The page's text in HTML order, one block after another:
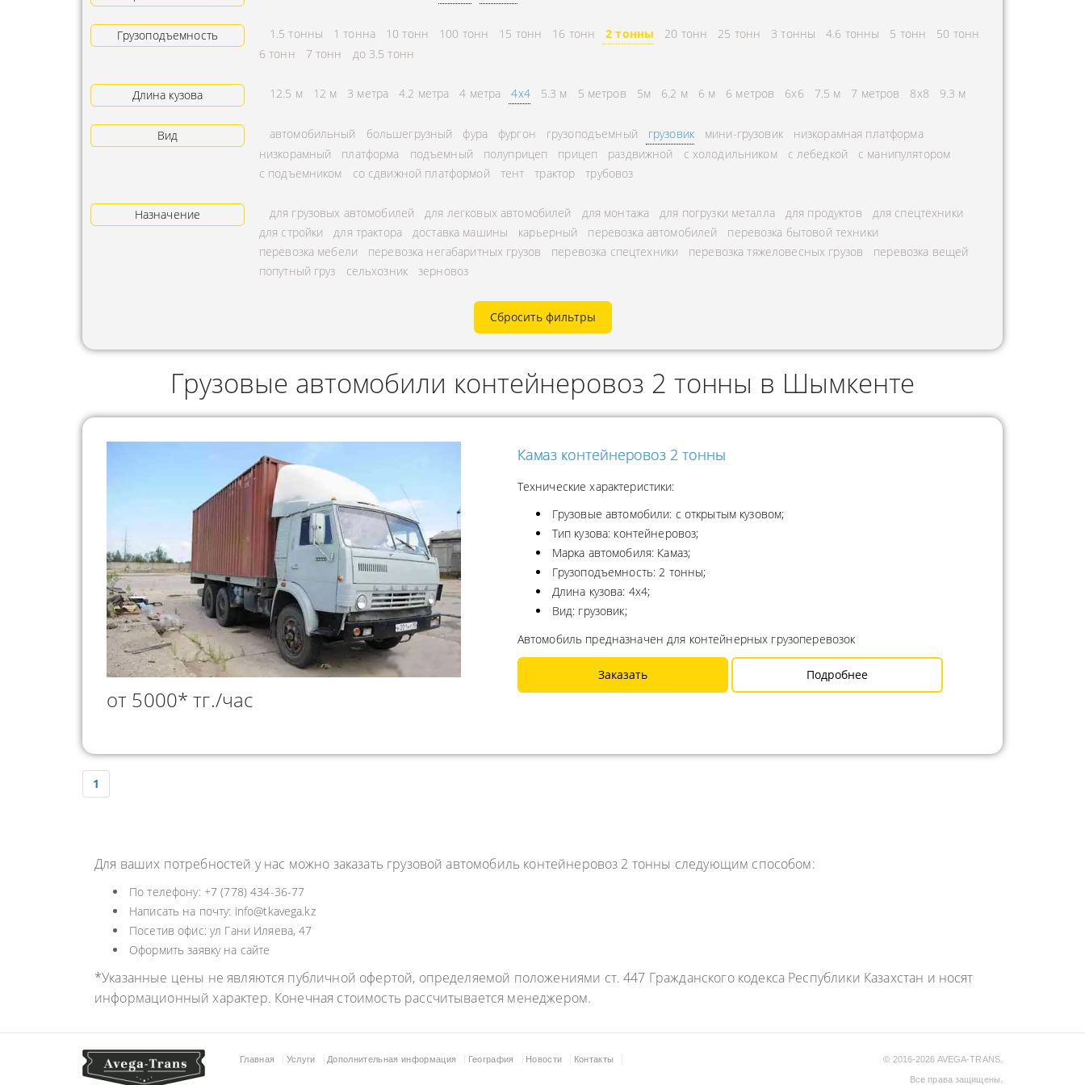
АРЕНДА ТРАКТОРА
УСЛУГИ АВТОКРАНА
АВИАПЕРЕВОЗКА
ГРУЗОПЕРЕВОЗКИ
ПЕРЕВОЗКИ
ИНДИВИДУАЛЬНЫЕ
ГРУЗОПЕРЕВОЗКИ
ЭКСПЕДИТОРА
ПЕРЕВОЗКА МУКИ
РАССЧИТАТЬ РАССТОЯНИЕ
ОХРАНА ГРУЗА
ПЕРЕВОЗКА КИСЛОРОДНЫХ
БАЛЛОНОВ
ПЕРЕВОЗКА
НЕФТЕПРОДУКТОВ
ГОРОДСКИЕ
МЕЖДУГОРОДНЫЕ
ПЕРЕВОЗКИ В БЕЛАРУСЬ
ПЕРЕВОЗКИ В
Грузоподъемность 1.5 тонны 1 тонна 10 тонн 100 тонн 15 тонн 16 тонн 2 тонны 20 тонн 25 тонн 3 тонны 4.6 тонны 5 тонн
50 тонн
6 тонн
7 тонн до 3.5 тонн
Длина кузова 12.5 м 12 м 3 метра 4.2 метра 4 метра 4x4 5.3 м 5 метров 5м 6.2 м 6 м 6 метров 6х6 7.5 м 7 метров 8х8 9.3 м
Вид автомобильный большегрузный фура фургон грузоподъемный грузовик мини-грузовик
низкорамная платформа
низкорамный
платформа подъемный полуприцеп прицеп раздвижной с холодильником с лебедкой
с манипулятором
с подъемником
со сдвижной платформой тент трактор трубовоз
Назначение для грузовых автомобилей для легковых автомобилей для монтажа для погрузки металла для продуктов
для спецтехники
для стройки
для трактора доставка машины карьерный перевозка автомобилей
перевозка бытовой техники
перевозка мебели
перевозка негабаритных грузов перевозка спецтехники перевозка тяжеловесных грузов
перевозка вещей
попутный груз
сельхозник зерновоз
Сбросить фильтры
Грузовые автомобили контейнеровоз 2 тонны в Шымкенте
от 5000* тг./час
Камаз контейнеровоз 2 тонны
Технические характеристики:
Грузовые автомобили: с открытым кузовом;
Тип кузова: контейнеровоз;
Марка автомобиля: Камаз;
Грузоподъемность: 2 тонны;
Длина кузова: 4x4;
Вид: грузовик;
Автомобиль предназначен для контейнерных грузоперевозок
Заказать Подробнее
1
Для ваших потребностей у нас можно заказать грузовой автомобиль контейнеровоз 2 тонны следующим способом:
По телефону: +7 (778) 434-36-77
Написать на почту: info@tkavega.kz
Посетив офис: ул Гани Иляева, 47
Оформить заявку на сайте
*Указанные цены не являются публичной офертой, определяемой положениями ст. 447 Гражданского кодекса Республики Казахстан и носят
информационный характер. Конечная стоимость рассчитывается менеджером.
Главная Услуги Дополнительная информация География Новости Контакты © 2016-2026 AVEGA-TRANS.
Все права защищены.